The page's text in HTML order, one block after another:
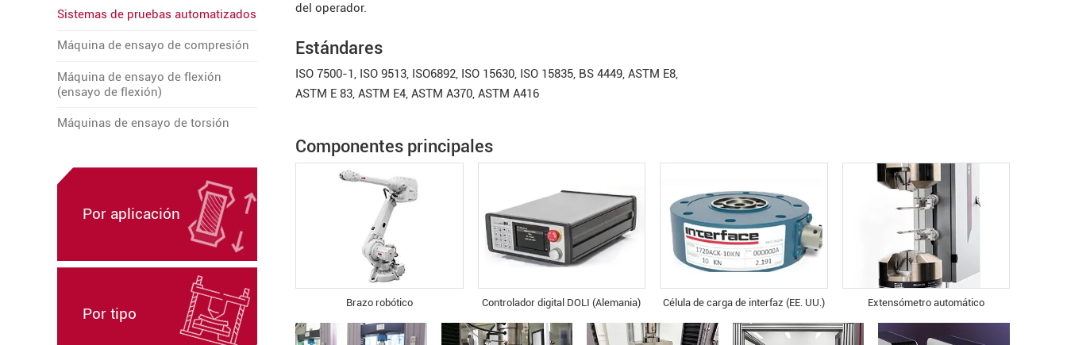
del operador.
Estándares
ISO 7500-1, ISO 9513, ISO6892, ISO 15630, ISO 15835, BS 4449, ASTM E8,
ASTM E 83, ASTM E4, ASTM A370, ASTM A416
Componentes principales
Brazo robótico Controlador digital DOLI (Alemania) Célula de carga de interfaz (EE. UU.) Extensómetro automático
Sistemas de pruebas automatizados
Máquina de ensayo de compresión
Máquina de ensayo de flexión
(ensayo de flexión)
Máquinas de ensayo de torsión
Por aplicación
Por tipo